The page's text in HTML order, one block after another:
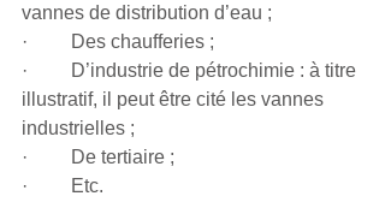
vannes de distribution d’eau ;
·         Des chaufferies ;
·         D’industrie de pétrochimie : à titre
illustratif, il peut être cité les vannes
industrielles ;
·         De tertiaire ;
·         Etc.